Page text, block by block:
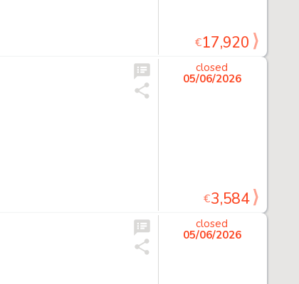
€17,920
closed
05/06/2026
€3,584
closed
05/06/2026